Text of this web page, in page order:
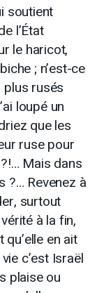
soutient
l’État
le haricot,
; n’est-ce
plus rusés
loupé un
que les
ruse pour
Mais dans
?… Revenez à
surtout
à la fin,
en ait
c’est Israël
plaise ou